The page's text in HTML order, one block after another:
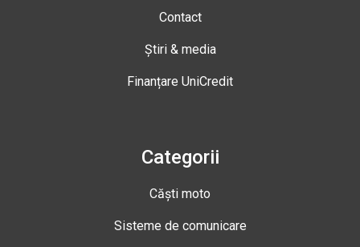
Contact
Știri & media
Finanțare UniCredit
Categorii
Căști moto
Sisteme de comunicare